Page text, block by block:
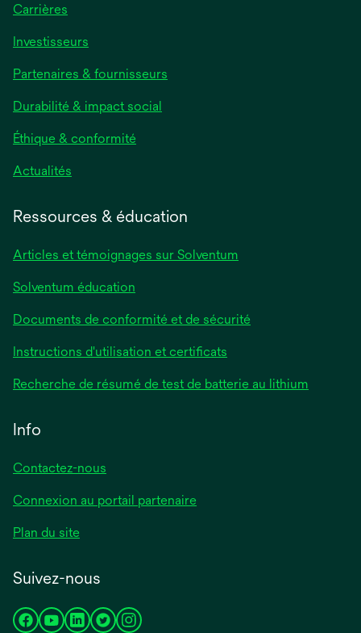
Carrières
Investisseurs
un
nouvel
onglet
Partenaires & fournisseurs
Durabilité & impact social
Éthique & conformité
Actualités
onglet
Ressources & éducation
Articles et témoignages sur Solventum
Solventum éducation
Documents de conformité et de sécurité
Instructions d'utilisation et certificats
un
Recherche de résumé de test de batterie au lithium
Info
Contactez-nous
Connexion au portail partenaire
Plan du site
Suivez-nous
s’ouvres’ouvres’ouvres’ouvres’ouvre